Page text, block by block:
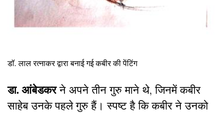
डॉ. लाल रत्नाकर द्वारा बनाई गई कबीर की पेंटिंग
डा. आंबेडकरने अपने तीन गुरु माने थे, जिनमें कबीर
साहेब उनके पहले गुरु हैं। स्पष्ट है कि कबीर ने उनको